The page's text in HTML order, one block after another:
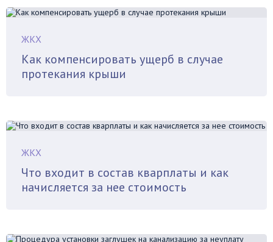
ЖКХ
Как компенсировать ущерб в случае
протекания крыши
ЖКХ
Что входит в состав кварплаты и как
начисляется за нее стоимость